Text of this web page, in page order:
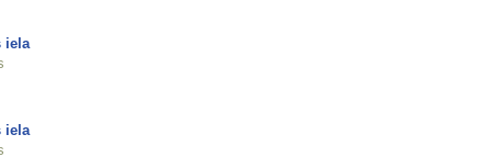
iela
iela